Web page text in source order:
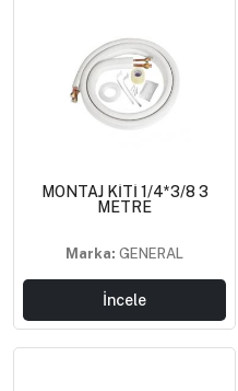
MONTAJ KİTİ 1/4*3/8 3
METRE
Marka: GENERAL
İncele